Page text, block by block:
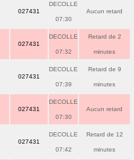
027431
DECOLLE
07:30
Aucun retard
027431
DECOLLE
07:32
Retard de 2
minutes
027431
DECOLLE
07:39
Retard de 9
minutes
027431
DECOLLE
07:30
Aucun retard
027431
DECOLLE
07:42
Retard de 12
minutes